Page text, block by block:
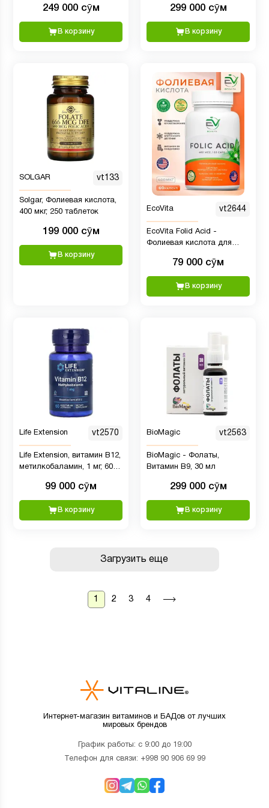
249 000 сӯм
В корзину
299 000 сӯм
В корзину
SOLGAR vt133
Solgar, Фолиевая кислота,
400 мкг, 250 таблеток
199 000 сӯм
В корзину
EcoVita vt2644
EcoVita Folid Acid -
Фолиевая кислота для
системы, 400 мкг, 60 капсул
79 000 сӯм
В корзину
Life Extension vt2570
Life Extension, витамин B12,
метилкобаламин, 1 мг, 60
99 000 сӯм
В корзину
BioMagic vt2563
BioMagic - Фолаты,
Витамин B9, 30 мл
299 000 сӯм
В корзину
Загрузить еще
1 2 3 4
Интернет-магазин витаминов и БАДов от лучших
мировых брендов
График работы: с 9:00 до 19:00
Телефон для связи: +998 90 906 69 99